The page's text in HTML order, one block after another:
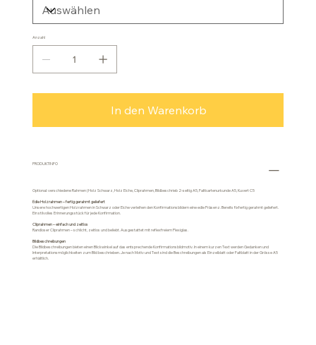
Anzahl
In den Warenkorb
PRODUKTINFO
Optional: verschiedene Rahmen (Holz Schwarz, Holz Eiche, Cliprahmen, Bildbeschrieb 2-seitig A5, Faltkartenurkunde A5, Kuvert C5
Edle Holzrahmen – fertig gerahmt geliefert
Unsere hochwertigen Holzrahmen in Schwarz oder Eiche verleihen den Konfirmationsbildern eine edle Präsenz. Bereits fixfertig gerahmt geliefert.
Ein stilvolles Erinnerungsstück für jede Konfirmation.
Cliprahmen – einfach und zeitlos
Randloser Cliprahmen – schlicht, zeitlos und beliebt. Ausgestattet mit reflexfreiem Plexiglas.
Bildbeschreibungen
Die Bildbeschreibungen bieten einen Blickwinkel auf das entsprechende Konfirmationsbildmotiv. In einem kurzen Text werden Gedanken und
Interpretationsmöglichkeiten zum Bild beschrieben. Je nach Motiv und Text sind die Beschreibungen als Einzelblatt oder Faltblatt in der Grösse A5
erhältlich.